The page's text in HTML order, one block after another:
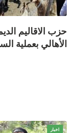
حزب الاقاليم
الأهالي بعملية
اخبار